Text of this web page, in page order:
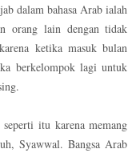
dalam bahasa Arab ialah
orang lain dengan tidak
ketika masuk bulan
berkelompok lagi untuk
itu karena memang
Syawwal. Bangsa Arab